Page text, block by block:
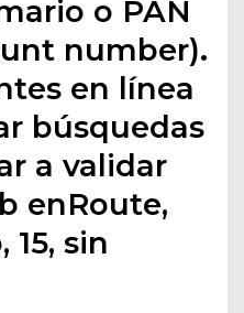
o PAN
number).
en línea
búsquedas
a validar
enRoute,
15, sin